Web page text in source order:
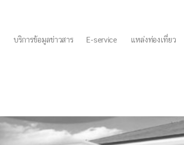
บริการข้อมูลข่าวสาร E-service แหล่งท่องเที่ยว